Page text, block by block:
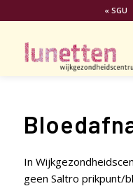
« SGU
In
geen Saltro prikpunt/